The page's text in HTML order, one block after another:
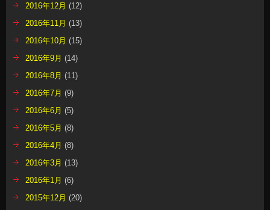
2016年12月 (12)
2016年11月 (13)
2016年10月 (15)
2016年9月 (14)
2016年8月 (11)
2016年7月 (9)
2016年6月 (5)
2016年5月 (8)
2016年4月 (8)
2016年3月 (13)
2016年1月 (6)
2015年12月 (20)